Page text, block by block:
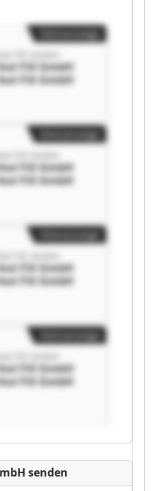
Fill GmbH
Fill GmbH
Fill GmbH
Fill GmbH
Fill GmbH
Fill GmbH
Kleinanzeige
Fill GmbH
Fill GmbH
Fill GmbH
Kleinanzeige
Fill GmbH
Fill GmbH
Fill GmbH
Kleinanzeige
senden